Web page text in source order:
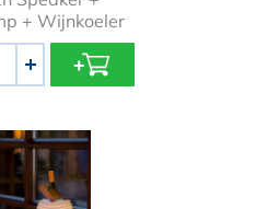
+ Wijnkoeler
+
Synergy 35S – Kooduu